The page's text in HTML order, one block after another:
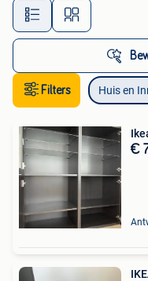
Filters Huis en
€